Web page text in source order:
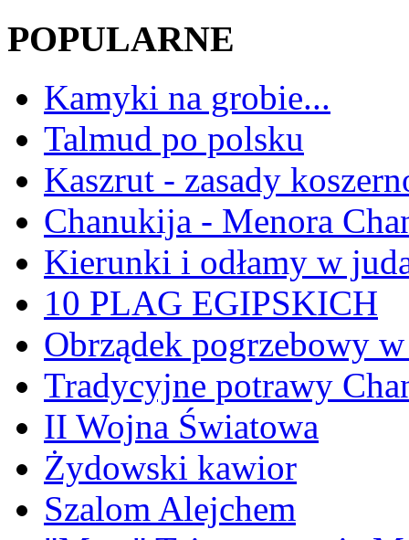
POPULARNE
Kamyki na grobie...
Talmud po polsku
Kaszrut - zasady
Chanukija - Menora
Kierunki i odłamy w
10 PLAG EGIPSKICH
Obrządek pogrzebowy
Tradycyjne potrawy
II Wojna Światowa
Żydowski kawior
Szalom Alejchem